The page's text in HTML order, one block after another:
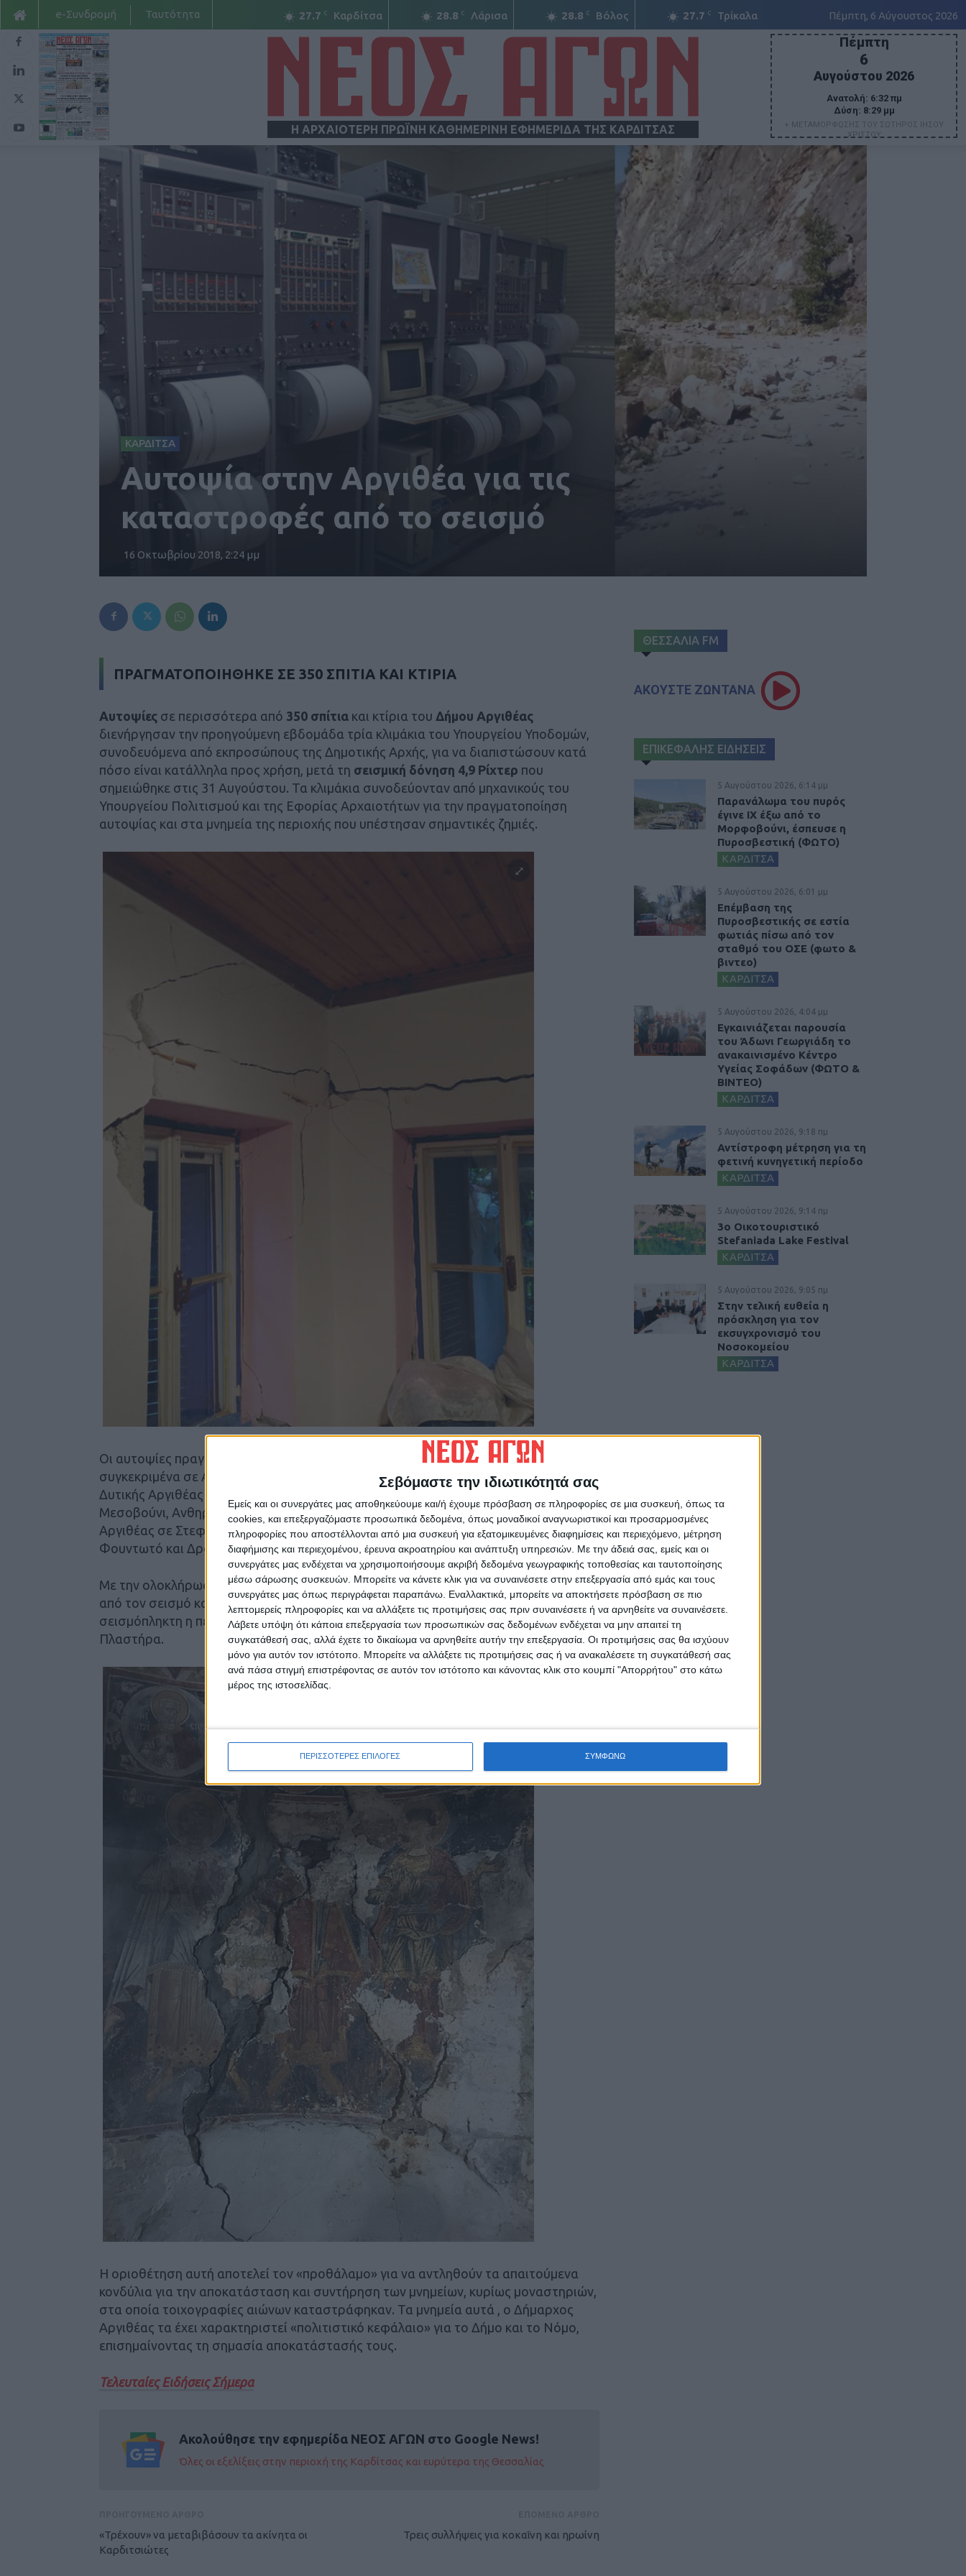
Σεβόμαστε την ιδιωτικότητά σας
Εμείς και οι συνεργάτες μας αποθηκεύουμε και/ή έχουμε πρόσβαση σε πληροφορίες σε μια συσκευή, όπως τα
cookies, και επεξεργαζόμαστε προσωπικά δεδομένα, όπως μοναδικοί αναγνωριστικοί και προσαρμοσμένες
πληροφορίες που αποστέλλονται από μια συσκευή για εξατομικευμένες διαφημίσεις και περιεχόμενο, μέτρηση
διαφήμισης και περιεχομένου, έρευνα ακροατηρίου και ανάπτυξη υπηρεσιών. Με την άδειά σας, εμείς και οι
συνεργάτες μας ενδέχεται να χρησιμοποιήσουμε ακριβή δεδομένα γεωγραφικής τοποθεσίας και ταυτοποίησης
μέσω σάρωσης συσκευών. Μπορείτε να κάνετε κλικ για να συναινέσετε στην επεξεργασία από εμάς και τους
συνεργάτες μας όπως περιγράφεται παραπάνω. Εναλλακτικά, μπορείτε να αποκτήσετε πρόσβαση σε πιο
λεπτομερείς πληροφορίες και να αλλάξετε τις προτιμήσεις σας πριν συναινέσετε ή να αρνηθείτε να συναινέσετε.
Λάβετε υπόψη ότι κάποια επεξεργασία των προσωπικών σας δεδομένων ενδέχεται να μην απαιτεί τη
συγκατάθεσή σας, αλλά έχετε το δικαίωμα να αρνηθείτε αυτήν την επεξεργασία. Οι προτιμήσεις σας θα ισχύουν
μόνο για αυτόν τον ιστότοπο. Μπορείτε να αλλάξετε τις προτιμήσεις σας ή να ανακαλέσετε τη συγκατάθεσή σας
ανά πάσα στιγμή επιστρέφοντας σε αυτόν τον ιστότοπο και κάνοντας κλικ στο κουμπί "Απορρήτου" στο κάτω
μέρος της ιστοσελίδας.
ΠΕΡΙΣΣΟΤΕΡΕΣ ΕΠΙΛΟΓΕΣ ΣΥΜΦΩΝΩ
27.7 C Καρδίτσα 28.8 C Λάρισα 28.8 C Βόλος 27.7 C Τρίκαλα Πέμπτη, 6 Αύγουστος 2026
e-Συνδρομή Ταυτότητα
Η ΑΡΧΑΙΟΤΕΡΗ ΠΡΩΪΝΗ ΚΑΘΗΜΕΡΙΝΗ ΕΦΗΜΕΡΙΔΑ ΤΗΣ ΚΑΡΔΙΤΣΑΣ
Πέμπτη
6
Αυγούστου 2026
Ανατολή: 6:32 πμ
Δύση: 8:29 μμ
+ ΜΕΤΑΜΟΡΦΩΣΗΣ ΤΟΥ ΣΩΤΗΡΟΣ ΙΗΣΟΥ
ΧΡΙΣΤΟΥ
ΚΑΡΔΙΤΣΑ
Αυτοψία στην Αργιθέα για τις
καταστροφές από το σεισμό
16 Οκτωβρίου 2018, 2:24 μμ
ΠΡΑΓΜΑΤΟΠΟΙΗΘΗΚΕ ΣΕ 350 ΣΠΙΤΙΑ ΚΑΙ ΚΤΙΡΙΑ
Αυτοψίες σε περισσότερα από 350 σπίτια και κτίρια του Δήμου Αργιθέας
διενήργησαν την προηγούμενη εβδομάδα τρία κλιμάκια του Υπουργείου Υποδομών,
συνοδευόμενα από εκπροσώπους της Δημοτικής Αρχής, για να διαπιστώσουν κατά
πόσο είναι κατάλληλα προς χρήση, μετά τη σεισμική δόνηση 4,9 Ρίχτερ που
σημειώθηκε στις 31 Αυγούστου. Τα κλιμάκια συνοδεύονταν από μηχανικούς του
Υπουργείου Πολιτισμού και της Εφορίας Αρχαιοτήτων για την πραγματοποίηση
αυτοψίας και στα μνημεία της περιοχής που υπέστησαν σημαντικές ζημιές.
Οι αυτοψίες πραγματοποιήθηκαν στο Δημοτικό Διαμέρισμα Αχελώου και
συγκεκριμένα σε Αργύρι, Βραγκιανά, Μάραθο. Επίσης στο Δημοτικό Διαμέρισμα
Δυτικής Αργιθέας και συγκεκριμένα σε Ελληνικά, Καλη Κώμη, Πετρωτό, Θερινό,
Μεσοβούνι, Ανθηρό, Αργιθέα, Καρυά και για το Δημοτικό Διαμέρισμα Ανατολικής
Αργιθέας σε Στεφανιάδα, Μονή Σπηλιάς , Κουμπουριανά, Πετροχώρι, Λεοντίτο,
Φουντωτό και Δροσάτο.
Με την ολοκλήρωσή τους αποτυπώθηκε η κατάσταση των κτιρίων που επλήγησαν
από τον σεισμό και καταβάλλεται προσπάθεια προκειμένου να οριοθετηθεί ως
σεισμόπληκτη η περιοχή της Αργιθέας μαζί με τμήμα του Μουζακίου και της Λίμνης
Πλαστήρα.
Η οριοθέτηση αυτή αποτελεί τον «προθάλαμο» για να αντληθούν τα απαιτούμενα
κονδύλια για την αποκατάσταση και συντήρηση των μνημείων, κυρίως μοναστηριών,
στα οποία τοιχογραφίες αιώνων καταστράφηκαν. Τα μνημεία αυτά , ο Δήμαρχος
Αργιθέας τα έχει χαρακτηριστεί «πολιτιστικό κεφάλαιο» για το Δήμο και το Νόμο,
επισημαίνοντας τη σημασία αποκατάστασής τους.
Τελευταίες Ειδήσεις Σήμερα
Ακολούθησε την εφημερίδα ΝΕΟΣ ΑΓΩΝ στο Google News!
Όλες οι εξελίξεις στην περιοχή της Καρδίτσας και ευρύτερα της Θεσσαλίας
«Τρέχουν» να μεταβιβάσουν τα ακίνητα οι
Καρδιτσιώτες
Τρεις συλλήψεις για κοκαΐνη και ηρωίνη
ΘΕΣΣΑΛΙΑ FM
ΑΚΟΥΣΤΕ ΖΩΝΤΑΝΑ
ΕΠΙΚΕΦΑΛΗΣ ΕΙΔΗΣΕΙΣ
5 Αυγούστου 2026, 6:14 μμ
Παρανάλωμα του πυρός
έγινε ΙΧ έξω από το
Μορφοβούνι, έσπευσε η
Πυροσβεστική (ΦΩΤΟ)
ΚΑΡΔΙΤΣΑ
5 Αυγούστου 2026, 6:01 μμ
Επέμβαση της
Πυροσβεστικής σε εστία
φωτιάς πίσω από τον
σταθμό του ΟΣΕ (φωτο &
βιντεο)
ΚΑΡΔΙΤΣΑ
5 Αυγούστου 2026, 4:04 μμ
Εγκαινιάζεται παρουσία
του Άδωνι Γεωργιάδη το
ανακαινισμένο Κέντρο
Υγείας Σοφάδων (ΦΩΤΟ &
ΒΙΝΤΕΟ)
ΚΑΡΔΙΤΣΑ
5 Αυγούστου 2026, 9:18 πμ
Αντίστροφη μέτρηση για τη
φετινή κυνηγετική περίοδο
ΚΑΡΔΙΤΣΑ
5 Αυγούστου 2026, 9:14 πμ
3ο Οικοτουριστικό
Stefaniada Lake Festival
ΚΑΡΔΙΤΣΑ
5 Αυγούστου 2026, 9:05 πμ
Στην τελική ευθεία η
πρόσκληση για τον
εκσυγχρονισμό του
Νοσοκομείου
ΚΑΡΔΙΤΣΑ